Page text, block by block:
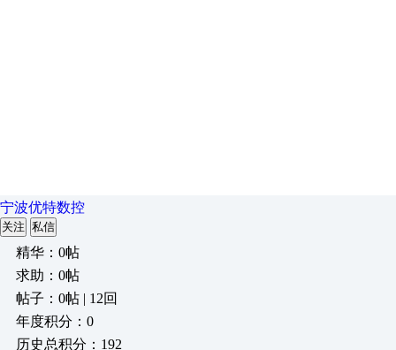
宁波优特数控
关注 私信
精华：0帖
求助：0帖
帖子：0帖 | 12回
年度积分：0
历史总积分：192